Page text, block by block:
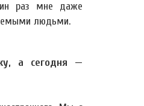
раз мне даже
людьми.
а сегодня —